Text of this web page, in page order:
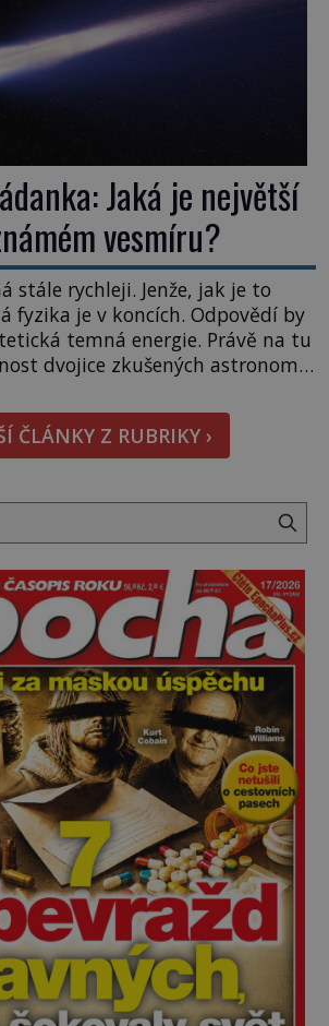
Jaká je největší
vesmíru?
stále rychleji. Jenže, jak je to
fyzika je v koncích. Odpovědí by
temná energie. Právě na tu
dvojice zkušených astronomů.
Naprosto rekordní kometu!
Bernardinelli a Gary Bernstein
archivní snímky v rámci
ČLÁNKY Z RUBRIKY ›